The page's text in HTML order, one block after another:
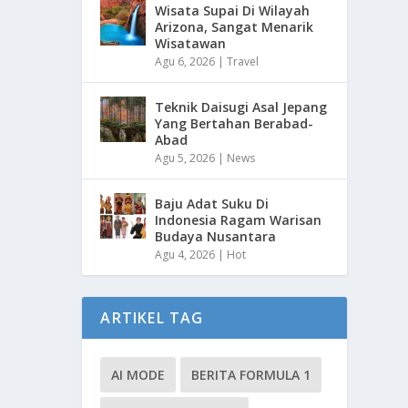
Wisata Supai Di Wilayah
Arizona, Sangat Menarik
Wisatawan
Agu 6, 2026 |Travel
Teknik Daisugi Asal Jepang
Yang Bertahan Berabad-
Abad
Agu 5, 2026 | News
Baju Adat Suku Di
Indonesia Ragam Warisan
Budaya Nusantara
Agu 4, 2026 | Hot
ARTIKEL TAG
AI MODE BERITA FORMULA 1